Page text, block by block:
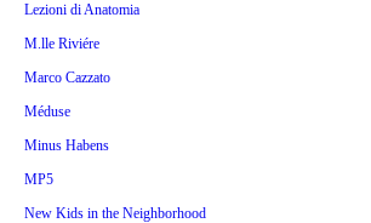
Lezioni di Anatomia
M.lle Riviére
Marco Cazzato
Méduse
Minus Habens
MP5
New Kids in the Neighborhood